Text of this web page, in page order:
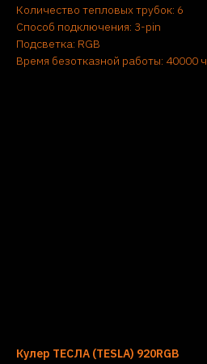
Количество тепловых трубок: 6
Способ подключения: 3-pin
Подсветка: RGB
Время безотказной работы: 40000 ч
Кулер ТЕСЛА (TESLA) 920RGB